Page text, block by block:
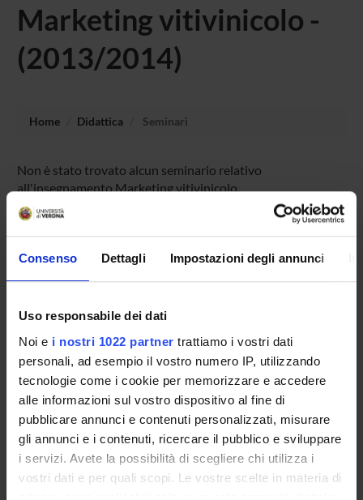
Consenso Dettagli Impostazioni degli annunci
Uso responsabile dei dati
Noi e i nostri 1022 partner trattiamo i vostri dati
personali, ad esempio il vostro numero IP, utilizzando
tecnologie come i cookie per memorizzare e accedere
alle informazioni sul vostro dispositivo al fine di
pubblicare annunci e contenuti personalizzati, misurare
gli annunci e i contenuti, ricercare il pubblico e sviluppare
i servizi. Avete la possibilità di scegliere chi utilizza i
vostri dati e per quali scopi. Le vostre scelte in materia di
privacy sono applicabili solo su questa proprietà digitale
Marketing vitivinicolo -
(2013/2014)
Home Didattica Seminari
Non è stato trovato alcun seminario relativo
all'insegnamento Marketing vitivinicolo.
OFFERTA FORMATIVA
SUPERIORE
Contatti
Persone
Luoghi
Calendario